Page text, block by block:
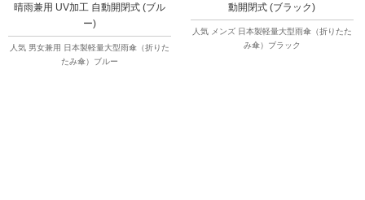
晴雨兼用 UV加工 自動開閉式 (ブル
ー)
人気 男女兼用 日本製軽量大型雨傘（折りた
たみ傘）ブルー
動開閉式 (ブラック)
人気 メンズ 日本製軽量大型雨傘（折りたた
み傘）ブラック